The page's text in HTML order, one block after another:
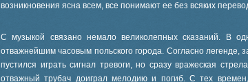
возникновения ясна всем, все понимают ее без всяких
С музыкой связано немало великолепных сказаний. В
отважнейшим часовым польского города. Согласно легенде,
пустился играть сигнал тревоги, но сразу вражеская
отважный трубач доиграл мелодию и погиб. С тех